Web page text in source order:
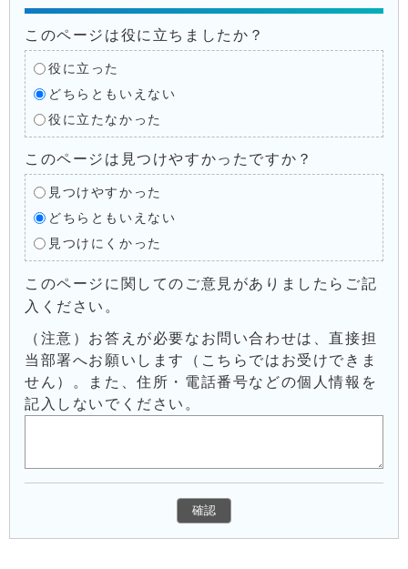
このページは役に立ちましたか？
役に立った
どちらともいえない
役に立たなかった
このページは見つけやすかったですか？
見つけやすかった
どちらともいえない
見つけにくかった
このページに関してのご意見がありましたらご記
入ください。
（注意）お答えが必要なお問い合わせは、直接担
当部署へお願いします（こちらではお受けできま
せん）。また、住所・電話番号などの個人情報を
記入しないでください。